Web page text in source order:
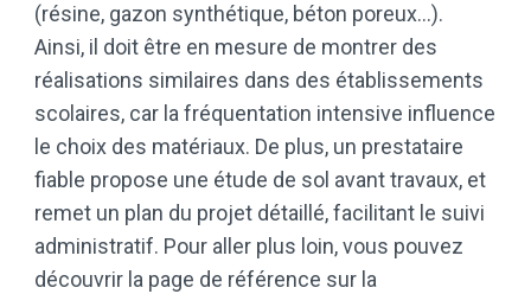
(résine, gazon synthétique, béton poreux…).
Ainsi, il doit être en mesure de montrer des
réalisations similaires dans des établissements
scolaires, car la fréquentation intensive influence
le choix des matériaux. De plus, un prestataire
fiable propose une étude de sol avant travaux, et
remet un plan du projet détaillé, facilitant le suivi
administratif. Pour aller plus loin, vous pouvez
découvrir la page de référence sur la